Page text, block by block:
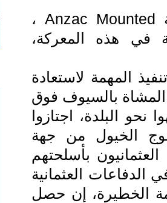
تمّ إرسال لواء الخيالة لتعزيز فرقة Anzac Mounted ،
في هذه المعركة،
المهمة لاستعادة
المشاة بالسيوف فوق
البلدة، اجتازوا
الخيول من جهة
بأسلحتهم
العثمانية
الخطيرة، إن حصل